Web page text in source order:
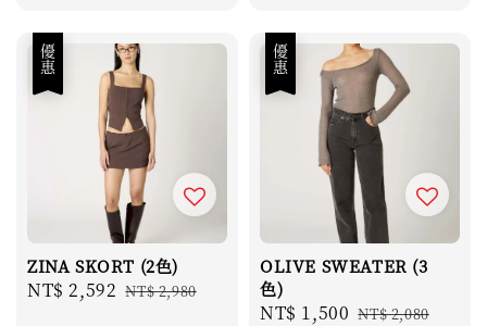
優惠
ZINA SKORT (2色)
Sale
NT$ 2,592 Regular
NT$ 2,980
優惠
OLIVE SWEATER (3
色)
Sale
NT$ 1,500 Regular
NT$ 2,080